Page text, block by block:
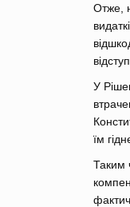
Отже,
У
їм
Таким